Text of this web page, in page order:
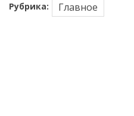
Рубрика: Главное